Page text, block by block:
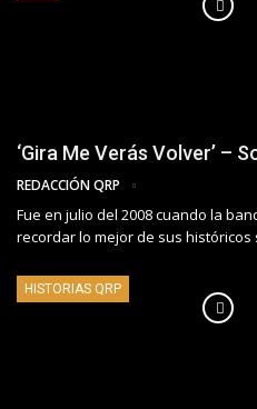
‘Gira Me Verás Volver’ –
REDACCIÓN QRP
Fue en julio del 2008 cuando la
recordar lo mejor de sus históricos
HISTORIAS QRP